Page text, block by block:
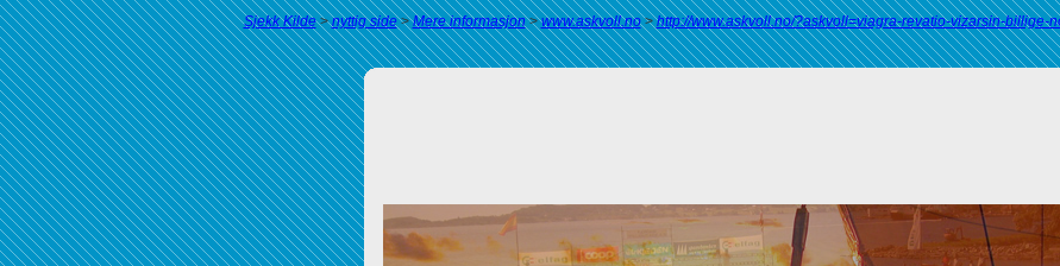
Sjekk Kilde>nyttig side>Mere informasjon>www.askvoll.no>http://www.askvoll.no/?askvoll=viagra-revatio-vizarsin-billige-